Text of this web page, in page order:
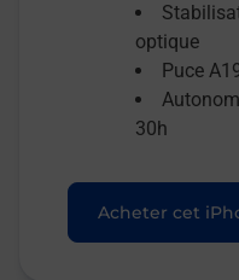
optique
Puce
30h
Acheter cet